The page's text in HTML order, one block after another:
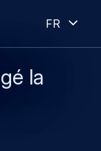
French
la